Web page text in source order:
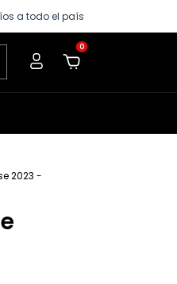
a todo el país
0
2023 -